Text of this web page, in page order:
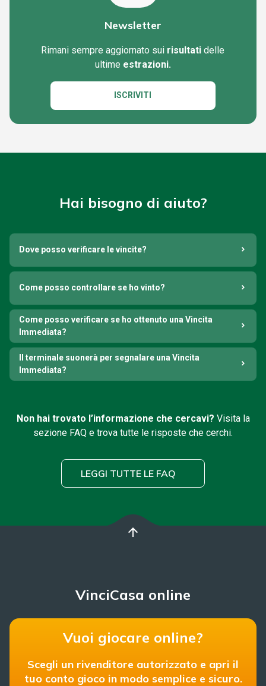
Newsletter
Rimani sempre aggiornato sui risultati delle
ultime estrazioni.
ISCRIVITI
Hai bisogno di aiuto?
Dove posso verificare le vincite?
Come posso controllare se ho vinto?
Come posso verificare se ho ottenuto una Vincita
Immediata?
Il terminale suonerà per segnalare una Vincita
Immediata?
Non hai trovato l’informazione che cercavi? Visita la
sezione FAQ e trova tutte le risposte che cerchi.
LEGGI TUTTE LE FAQ
arrow_upward
VinciCasa online
Vuoi giocare online?
Scegli un rivenditore autorizzato e apri il
tuo conto gioco in modo semplice e sicuro.